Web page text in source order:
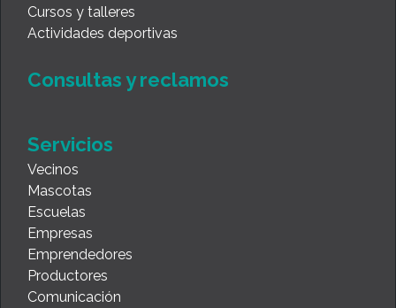
Cursos y talleres
Actividades deportivas
Consultas y reclamos
Servicios
Vecinos
Mascotas
Escuelas
Empresas
Emprendedores
Productores
Comunicación